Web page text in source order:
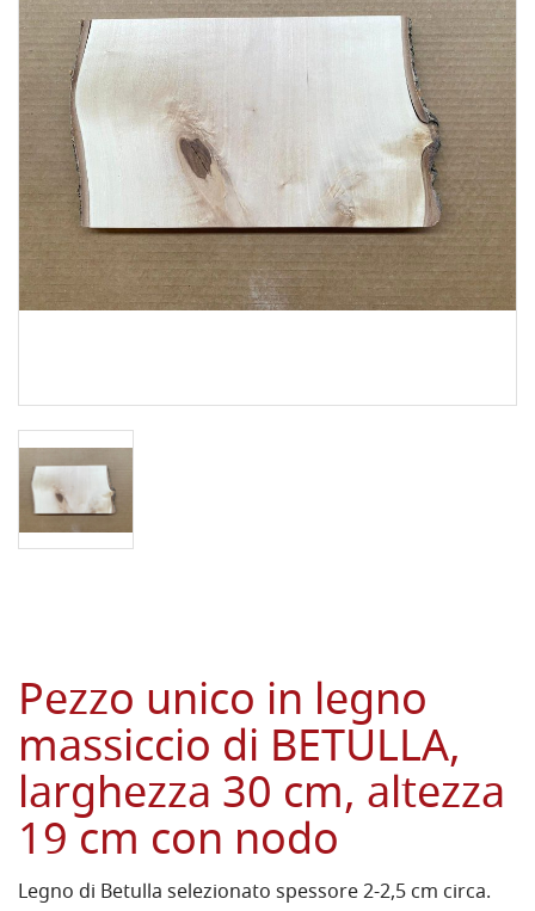
Pezzo unico in legno
massiccio di BETULLA,
larghezza 30 cm, altezza
19 cm con nodo
Legno di Betulla selezionato spessore 2-2,5 cm circa.